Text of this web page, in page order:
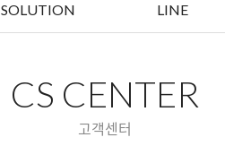
SOLUTION LINE
CS CENTER
고객센터